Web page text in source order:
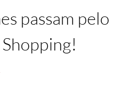
passam pelo